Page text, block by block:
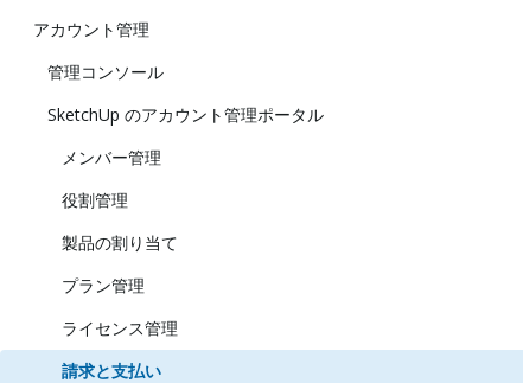
アカウント管理
管理コンソール
SketchUp のアカウント管理ポータル
メンバー管理
役割管理
製品の割り当て
プラン管理
ライセンス管理
請求と支払い